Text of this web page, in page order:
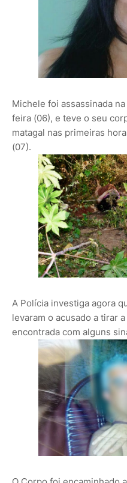
Michele foi assassinada
feira (06), e teve o seu
matagal nas primeiras
(07).
A Polícia investiga agora
levaram o acusado a tirar
encontrada com alguns